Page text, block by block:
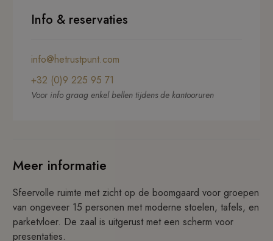
Info & reservaties
info@hetrustpunt.com
+32 (0)9 225 95 71
Voor info graag enkel bellen tijdens de kantooruren
Meer informatie
Sfeervolle ruimte met zicht op de boomgaard voor groepen
van ongeveer 15 personen met moderne stoelen, tafels, en
parketvloer. De zaal is uitgerust met een scherm voor
presentaties.